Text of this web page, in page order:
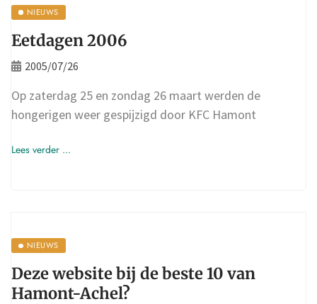
NIEUWS
Eetdagen 2006
2005/07/26
Op zaterdag 25 en zondag 26 maart werden de
hongerigen weer gespijzigd door KFC Hamont
Lees verder ...
NIEUWS
Deze website bij de beste 10 van
Hamont-Achel?